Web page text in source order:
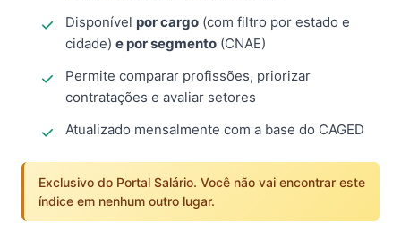
Disponível por cargo (com filtro por estado e
cidade) e por segmento (CNAE)
Permite comparar profissões, priorizar
contratações e avaliar setores
Atualizado mensalmente com a base do CAGED
Exclusivo do Portal Salário. Você não vai encontrar este
índice em nenhum outro lugar.